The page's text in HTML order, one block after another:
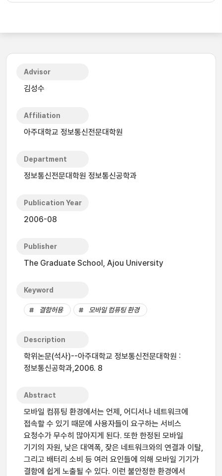
Advisor
김성수
Affiliation
아주대학교 정보통신전문대학원
Department
정보통신전문대학원 정보통신공학과
Publication Year
2006-08
Publisher
The Graduate School, Ajou University
Keyword
결함허용 모바일 컴퓨팅 환경
Description
학위논문(석사)--아주대학교 정보통신전문대학원 :
정보통신공학과,2006. 8
Abstract
모바일 컴퓨팅 환경에서는 언제, 어디서나 네트워크에
접속할 수 있기 때문에 사용자들이 요구하는 서비스
요청수가 무수히 많아지게 된다. 또한 한정된 모바일
기기의 자원, 낮은 대역폭, 잦은 네트워크와의 연결과 이탈,
그리고 배터리 소비 등 여러 요인들에 의해 모바일 기기가
결함에 쉽게 노출될 수 있다. 이런 불안정한 환경에서